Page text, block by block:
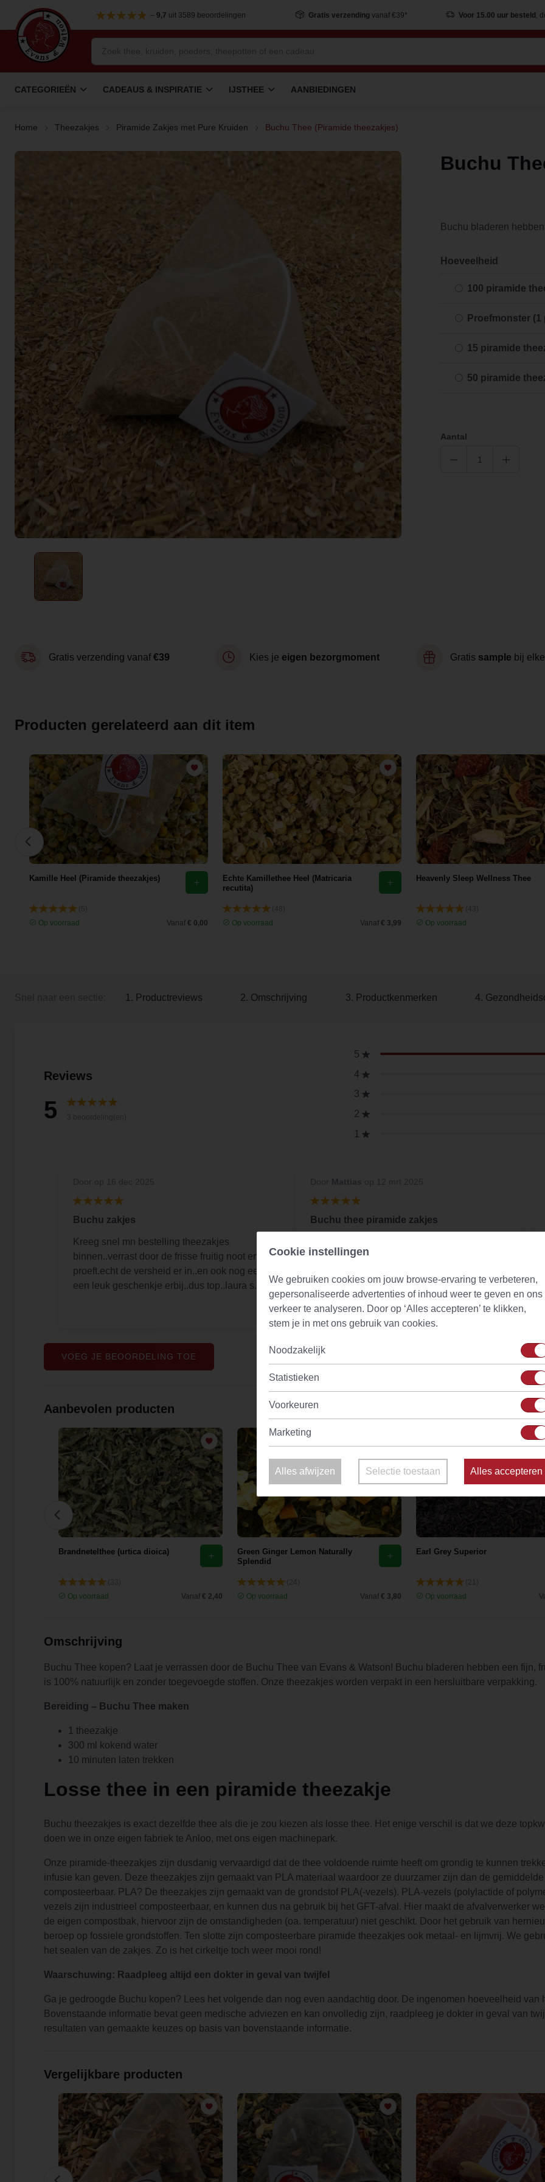
– 9,7 uit 3589 beoordelingen Gratis verzending vanaf €39* Voor 15.00 uur besteld ,
CATEGORIEËN CADEAUS & INSPIRATIE IJSTHEE AANBIEDINGEN
Home Theezakjes Piramide Zakjes met Pure Kruiden Buchu Thee (Piramide theezakjes)
Buchu
Buchu bladeren
Hoeveelheid
100 piramide
Proefmonster
15 piramide
50 piramide
Aantal
Gratis verzending vanaf €39 Kies je eigen bezorgmoment Gratis sample bij
Producten gerelateerd aan dit item
Kamille Heel (Piramide theezakjes)
Op voorraad
Vanaf € 0,00
Echte Kamillethee Heel (Matricaria
recutita)
Op voorraad
Vanaf € 3,99
Heavenly Sleep Wellness Thee
Op voorraad
1. Productreviews 2. Omschrijving 3. Productkenmerken 4.
Reviews
5
5
4
3
2
1
Buchu zakjes
Kreeg snel mn bestelling theezakjes
binnen..verrast door de frisse fruitig noot en je
proeft.echt de versheid er in..en ook nog eens
een leuk geschenkje erbij..dus top..laura s.
Buchu thee piramide zakjes
muntthee zoekt. Prima service, geleverd zoals
VOEG JE BEOORDELING TOE
Aanbevolen producten
Brandnetelthee (urtica dioica)
Op voorraad
Vanaf € 2,40
Green Ginger Lemon Naturally
Splendid
Op voorraad
Vanaf € 3,80
Earl Grey Superior
Op voorraad
Omschrijving
Buchu Thee kopen? Laat je verrassen door de Buchu Thee van Evans & Watson! Buchu bladeren hebben een fijn,
is 100% natuurlijk en zonder toegevoegde stoffen. Onze theezakjes worden verpakt in een hersluitbare verpakking.
Bereiding – Buchu Thee maken
1 theezakje
300 ml kokend water
10 minuten laten trekken
Losse thee in een piramide theezakje
Buchu theezakjes is exact dezelfde thee als die je zou kiezen als losse thee. Het enige verschil is dat we deze
doen we in onze eigen fabriek te Anloo, met ons eigen machinepark.
Onze piramide-theezakjes zijn dusdanig vervaardigd dat de thee voldoende ruimte heeft om grondig te kunnen
infusie kan geven. Deze theezakjes zijn gemaakt van PLA materiaal waardoor ze duurzamer zijn dan de
composteerbaar. PLA? De theezakjes zijn gemaakt van de grondstof PLA(-vezels). PLA-vezels (polylactide of
vezels zijn industrieel composteerbaar, en kunnen dus na gebruik bij het GFT-afval. Hier maakt de afvalverwerker
de eigen compostbak, hiervoor zijn de omstandigheden (oa. temperatuur) niet geschikt. Door het gebruik van
beroep op fossiele grondstoffen. Ten slotte zijn composteerbare piramide theezakjes ook metaal- en lijmvrij. We
het sealen van de zakjes. Zo is het cirkeltje toch weer mooi rond!
Waarschuwing: Raadpleeg altijd een dokter in geval van twijfel
Ga je gedroogde Buchu kopen? Lees het volgende dan nog even aandachtig door. De ingenomen hoeveelheid
Bovenstaande informatie bevat geen medische adviezen en kan onvolledig zijn, raadpleeg je dokter in geval van
resultaten van gemaakte keuzes op basis van bovenstaande informatie.
Vergelijkbare producten
Cookie instellingen
We gebruiken cookies om jouw browse-ervaring te verbeteren,
gepersonaliseerde advertenties of inhoud weer te geven en ons
verkeer te analyseren. Door op ‘Alles accepteren’ te klikken,
stem je in met ons gebruik van cookies.
Noodzakelijk
Statistieken
Voorkeuren
Marketing
Alles afwijzen Selectie toestaan Alles accepteren